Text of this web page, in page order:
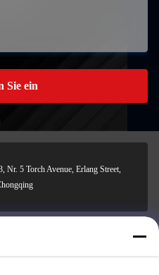
Sie ein
Nr. 5 Torch Avenue, Erlang Street,